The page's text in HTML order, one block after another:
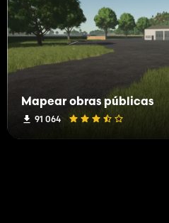
Mapear obras públicas
91 064